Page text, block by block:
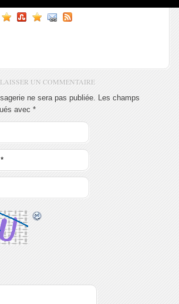
LAISSER UN COMMENTAIRE
ne sera pas publiée. Les champs
avec *